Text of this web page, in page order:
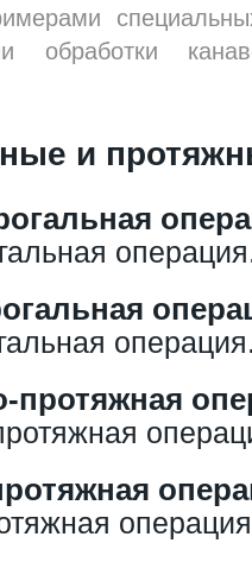
обработки
и
протяжная